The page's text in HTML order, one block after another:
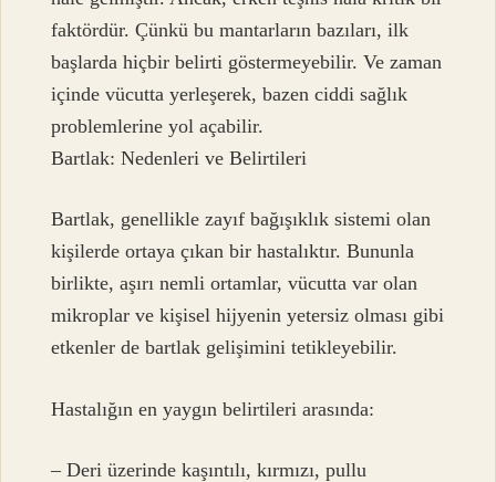
faktördür. Çünkü bu mantarların bazıları, ilk
başlarda hiçbir belirti göstermeyebilir. Ve zaman
içinde vücutta yerleşerek, bazen ciddi sağlık
problemlerine yol açabilir.
Bartlak: Nedenleri ve Belirtileri
Bartlak, genellikle zayıf bağışıklık sistemi olan
kişilerde ortaya çıkan bir hastalıktır. Bununla
birlikte, aşırı nemli ortamlar, vücutta var olan
mikroplar ve kişisel hijyenin yetersiz olması gibi
etkenler de bartlak gelişimini tetikleyebilir.
Hastalığın en yaygın belirtileri arasında:
– Deri üzerinde kaşıntılı, kırmızı, pullu